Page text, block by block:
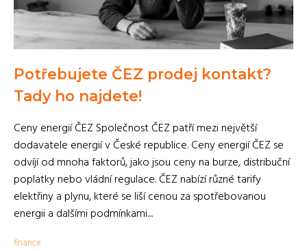
Potřebujete ČEZ prodej kontakt?
Tady ho najdete!
Ceny energií ČEZ Společnost ČEZ patří mezi největší
dodavatele energií v České republice. Ceny energií ČEZ se
odvíjí od mnoha faktorů, jako jsou ceny na burze, distribuční
poplatky nebo vládní regulace. ČEZ nabízí různé tarify
elektřiny a plynu, které se liší cenou za spotřebovanou
energii a dalšími podmínkami....
finance